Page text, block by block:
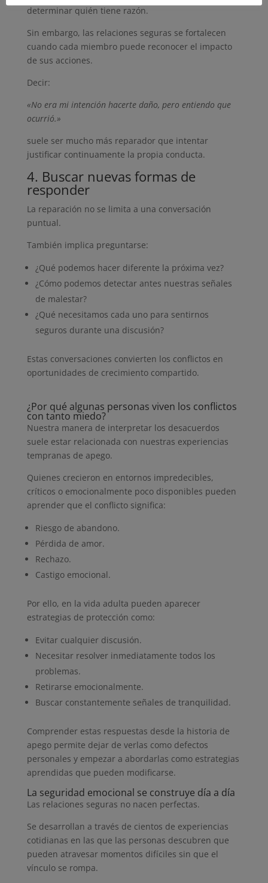
determinar quién tiene razón.
Sin embargo, las relaciones seguras se fortalecen
cuando cada miembro puede reconocer el impacto
de sus acciones.
Decir:
«No era mi intención hacerte daño, pero entiendo que
ocurrió.»
suele ser mucho más reparador que intentar
justificar continuamente la propia conducta.
4. Buscar nuevas formas de
responder
La reparación no se limita a una conversación
puntual.
También implica preguntarse:
¿Qué podemos hacer diferente la próxima vez?
¿Cómo podemos detectar antes nuestras señales
de malestar?
¿Qué necesitamos cada uno para sentirnos
seguros durante una discusión?
Estas conversaciones convierten los conflictos en
oportunidades de crecimiento compartido.
¿Por qué algunas personas viven los conflictos
con tanto miedo?
Nuestra manera de interpretar los desacuerdos
suele estar relacionada con nuestras experiencias
tempranas de apego.
Quienes crecieron en entornos impredecibles,
críticos o emocionalmente poco disponibles pueden
aprender que el conflicto significa:
Riesgo de abandono.
Pérdida de amor.
Rechazo.
Castigo emocional.
Por ello, en la vida adulta pueden aparecer
estrategias de protección como:
Evitar cualquier discusión.
Necesitar resolver inmediatamente todos los
problemas.
Retirarse emocionalmente.
Buscar constantemente señales de tranquilidad.
Comprender estas respuestas desde la historia de
apego permite dejar de verlas como defectos
personales y empezar a abordarlas como estrategias
aprendidas que pueden modificarse.
La seguridad emocional se construye día a día
Las relaciones seguras no nacen perfectas.
Se desarrollan a través de cientos de experiencias
cotidianas en las que las personas descubren que
pueden atravesar momentos difíciles sin que el
vínculo se rompa.